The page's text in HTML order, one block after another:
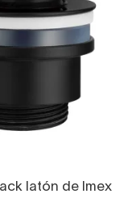
latón de Imex